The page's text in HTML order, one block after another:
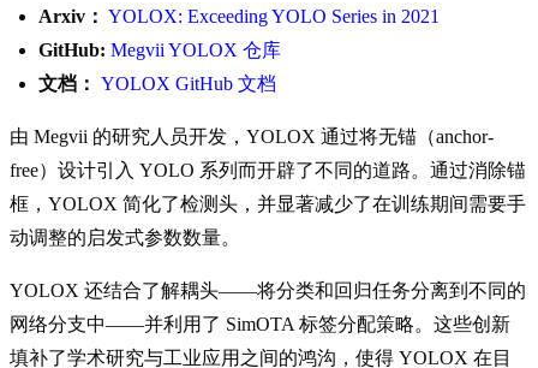
Arxiv： YOLOX: Exceeding YOLO Series in 2021
GitHub: Megvii YOLOX 仓库
文档： YOLOX GitHub 文档
由 Megvii 的研究人员开发，YOLOX 通过将无锚（anchor-
free）设计引入 YOLO 系列而开辟了不同的道路。通过消除锚
框，YOLOX 简化了检测头，并显著减少了在训练期间需要手
动调整的启发式参数数量。
YOLOX 还结合了解耦头——将分类和回归任务分离到不同的
网络分支中——并利用了 SimOTA 标签分配策略。这些创新
填补了学术研究与工业应用之间的鸿沟，使得 YOLOX 在目